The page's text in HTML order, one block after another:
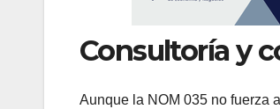
Consultoría y
Aunque la NOM 035 no fuerza